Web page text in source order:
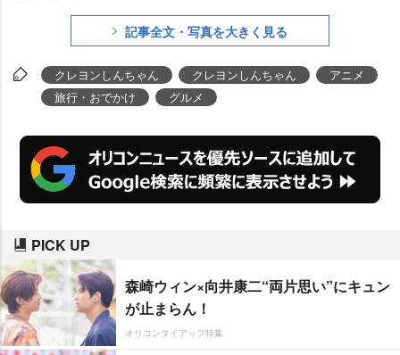
記事全文・写真を大きく見る
クレヨンしんちゃん クレヨンしんちゃん
アニメ
旅行・おでかけ
グルメ
PICK UP
森崎ウィン×向井康二“両片思い”にキュン
が止まらん！
オリコンタイアップ特集